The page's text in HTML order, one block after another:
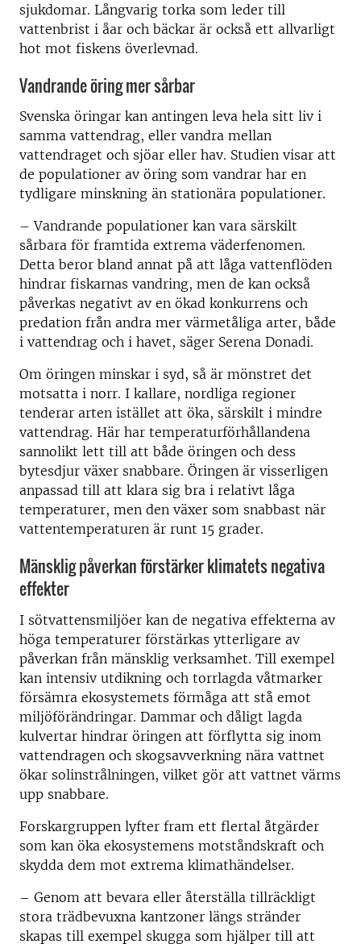
sjukdomar. Långvarig torka som leder till
vattenbrist i åar och bäckar är också ett allvarligt
hot mot fiskens överlevnad.
Vandrande öring mer sårbar
Svenska öringar kan antingen leva hela sitt liv i
samma vattendrag, eller vandra mellan
vattendraget och sjöar eller hav. Studien visar att
de populationer av öring som vandrar har en
tydligare minskning än stationära populationer.
– Vandrande populationer kan vara särskilt
sårbara för framtida extrema väderfenomen.
Detta beror bland annat på att låga vattenflöden
hindrar fiskarnas vandring, men de kan också
påverkas negativt av en ökad konkurrens och
predation från andra mer värmetåliga arter, både
i vattendrag och i havet, säger Serena Donadi.
Om öringen minskar i syd, så är mönstret det
motsatta i norr. I kallare, nordliga regioner
tenderar arten istället att öka, särskilt i mindre
vattendrag. Här har temperaturförhållandena
sannolikt lett till att både öringen och dess
bytesdjur växer snabbare. Öringen är visserligen
anpassad till att klara sig bra i relativt låga
temperaturer, men den växer som snabbast när
vattentemperaturen är runt 15 grader.
Mänsklig påverkan förstärker klimatets negativa
effekter
I sötvattensmiljöer kan de negativa effekterna av
höga temperaturer förstärkas ytterligare av
påverkan från mänsklig verksamhet. Till exempel
kan intensiv utdikning och torrlagda våtmarker
försämra ekosystemets förmåga att stå emot
miljöförändringar. Dammar och dåligt lagda
kulvertar hindrar öringen att förflytta sig inom
vattendragen och skogsavverkning nära vattnet
ökar solinstrålningen, vilket gör att vattnet värms
upp snabbare.
Forskargruppen lyfter fram ett flertal åtgärder
som kan öka ekosystemens motståndskraft och
skydda dem mot extrema klimathändelser.
– Genom att bevara eller återställa tillräckligt
stora trädbevuxna kantzoner längs stränder
skapas till exempel skugga som hjälper till att